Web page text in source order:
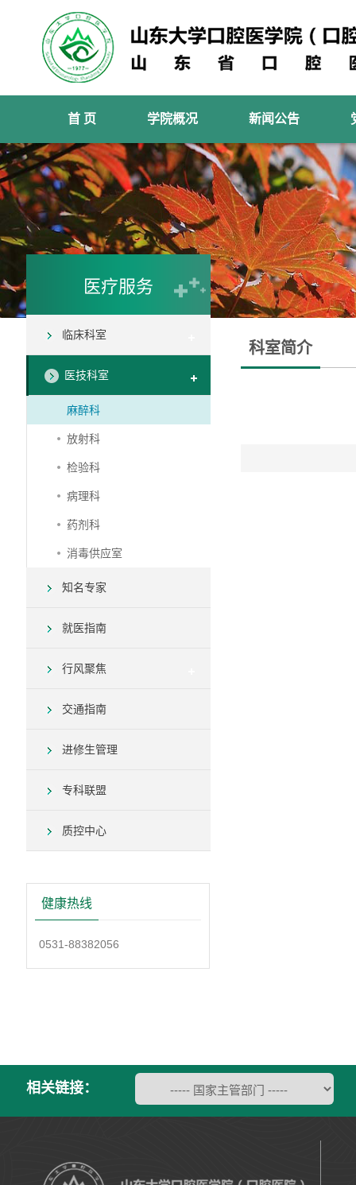
首 页 学院概况 新闻公告
医疗服务
临床科室
医技科室
麻醉科
放射科
检验科
病理科
药剂科
消毒供应室
知名专家
就医指南
行风聚焦
交通指南
进修生管理
专科联盟
质控中心
健康热线
0531-88382056
科室简介
相关链接：